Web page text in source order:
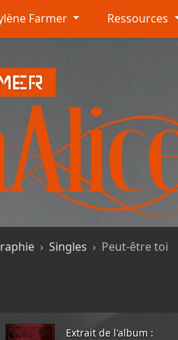
Farmer Ressources
Singles Peut-être toi
Extrait de l'album :